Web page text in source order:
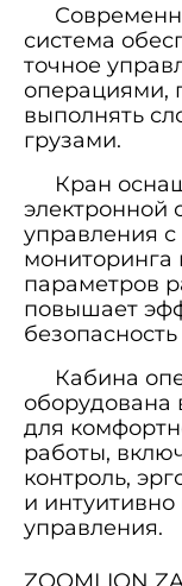
система
точное
операциями,
выполнять
грузами.
Кран
электронной
управления
мониторинга
параметров
повышает
Кабина
для
работы,
контроль,
и
управления.
ZOOMLION